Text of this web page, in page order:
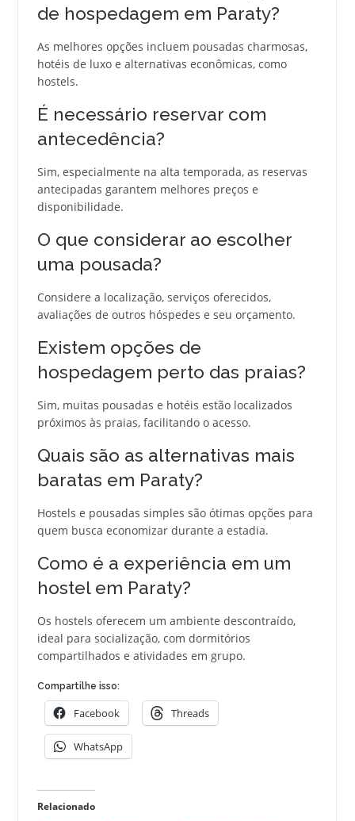
de hospedagem em Paraty?
As melhores opções incluem pousadas charmosas,
hotéis de luxo e alternativas econômicas, como
hostels.
É necessário reservar com
antecedência?
Sim, especialmente na alta temporada, as reservas
antecipadas garantem melhores preços e
disponibilidade.
O que considerar ao escolher
uma pousada?
Considere a localização, serviços oferecidos,
avaliações de outros hóspedes e seu orçamento.
Existem opções de
hospedagem perto das praias?
Sim, muitas pousadas e hotéis estão localizados
próximos às praias, facilitando o acesso.
Quais são as alternativas mais
baratas em Paraty?
Hostels e pousadas simples são ótimas opções para
quem busca economizar durante a estadia.
Como é a experiência em um
hostel em Paraty?
Os hostels oferecem um ambiente descontraído,
ideal para socialização, com dormitórios
compartilhados e atividades em grupo.
Compartilhe isso:
Facebook Threads
WhatsApp
Relacionado